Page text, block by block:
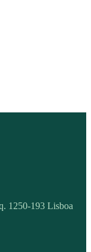
1250-193 Lisboa